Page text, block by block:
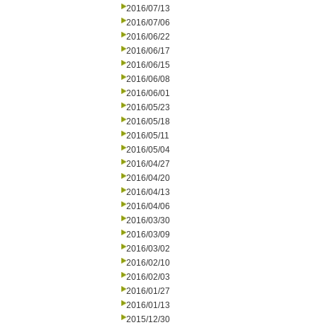
2016/07/13
2016/07/06
2016/06/22
2016/06/17
2016/06/15
2016/06/08
2016/06/01
2016/05/23
2016/05/18
2016/05/11
2016/05/04
2016/04/27
2016/04/20
2016/04/13
2016/04/06
2016/03/30
2016/03/09
2016/03/02
2016/02/10
2016/02/03
2016/01/27
2016/01/13
2015/12/30